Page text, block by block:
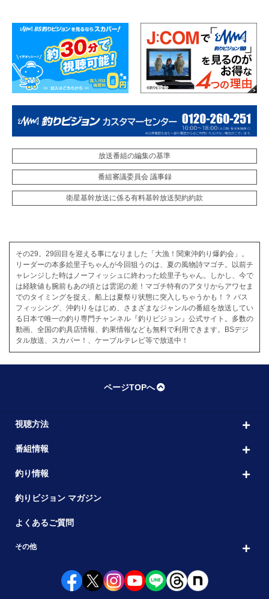
放送番組の編集の基準
番組審議委員会 議事録
衛星基幹放送に係る有料基幹放送契約約款
その29。29回目を迎える事になりました「大漁！関東沖釣り爆釣会」。
リーダーの本多絵里子ちゃんが今回狙うのは、夏の風物詩マゴチ。以前チ
ャレンジした時はノーフィッシュに終わった絵里子ちゃん。しかし、今で
は経験値も腕前もあの頃とは雲泥の差！マゴチ特有のアタリからアワセま
でのタイミングを捉え、船上は夏祭り状態に突入しちゃうかも！？ バス
フィッシング、沖釣りをはじめ、さまざまなジャンルの番組を放送してい
る日本で唯一の釣り専門チャンネル『釣りビジョン』公式サイト。多数の
動画、全国の釣具店情報、釣果情報なども無料で利用できます。BSデジ
タル放送、スカパー！、ケーブルテレビ等で放送中！
ページTOPへ
視聴方法
番組情報
釣り情報
釣りビジョン マガジン
よくあるご質問
その他